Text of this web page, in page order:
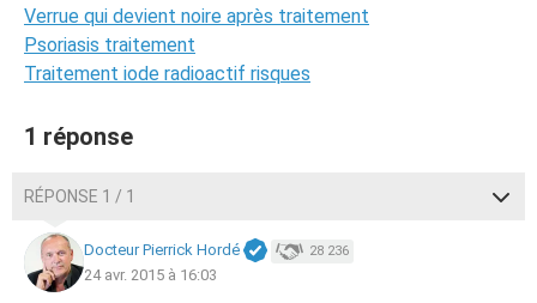
Verrue qui devient noire après traitement
Psoriasis traitement
Traitement iode radioactif risques
1 réponse
RÉPONSE 1 / 1
Docteur Pierrick Hordé 28 236
24 avr. 2015 à 16:03